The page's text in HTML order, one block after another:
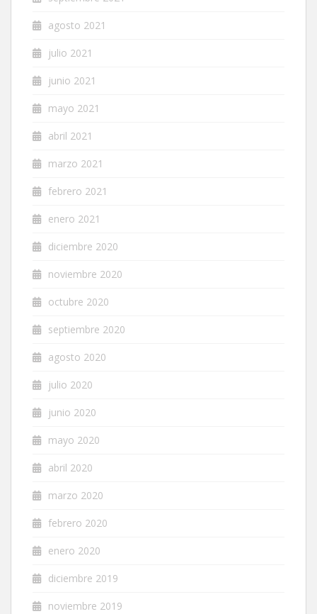
agosto 2021
julio 2021
junio 2021
mayo 2021
abril 2021
marzo 2021
febrero 2021
enero 2021
diciembre 2020
noviembre 2020
octubre 2020
septiembre 2020
agosto 2020
julio 2020
junio 2020
mayo 2020
abril 2020
marzo 2020
febrero 2020
enero 2020
diciembre 2019
noviembre 2019